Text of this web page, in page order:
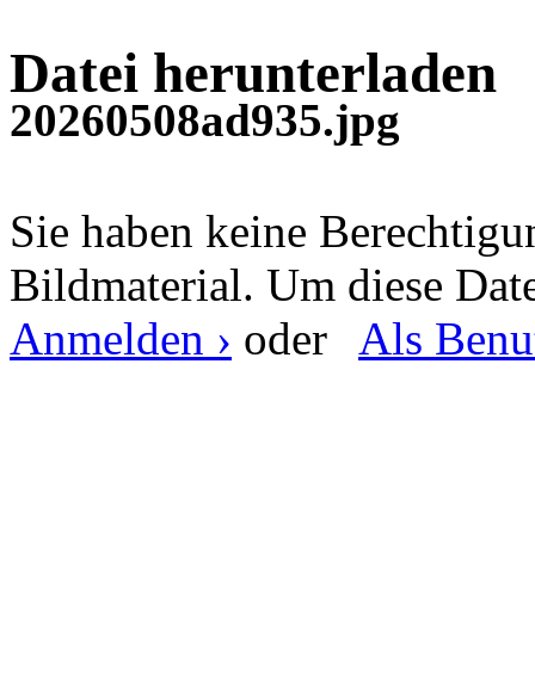
Datei herunterladen
20260508ad935.jpg
Sie haben keine
Bildmaterial. Um diese
Anmelden › oder Als